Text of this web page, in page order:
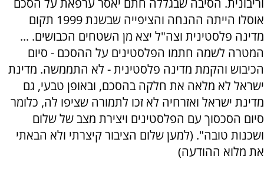
וריבונית. הסיבה שבגללה חתם יאסר ערפאת על הסכם
אוסלו הייתה ההנחה והציפייה שבשנת 1999 תקום
מדינה פלסטינית וצה"ל יצא מן השטחים הכבושים. ...
המטרה לשמה חתמו הפלסטינים על ההסכם - סיום
הכיבוש והקמת מדינה פלסטינית - לא התממשה. מדינת
ישראל לא מלאה את חלקה בהסכם, ובאופן טבעי, גם
מדינת ישראל ואזרחיה לא זכו לתמורה שציפו לה, כלומר
סיום הסכסוך עם הפלסטינים ויצירת מצב של שלום
ושכנות טובה". (למען שלום הציבור קיצרתי ולא הבאתי
את מלוא ההודעה)